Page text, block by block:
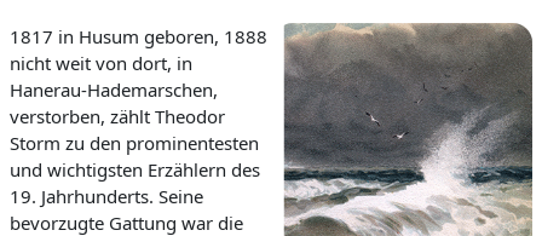
1817 in Husum geboren, 1888
nicht weit von dort, in
Hanerau-Hademarschen,
verstorben, zählt Theodor
Storm zu den prominentesten
und wichtigsten Erzählern des
19. Jahrhunderts. Seine
bevorzugte Gattung war die